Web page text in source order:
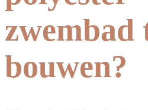
zwembad
bouwen?